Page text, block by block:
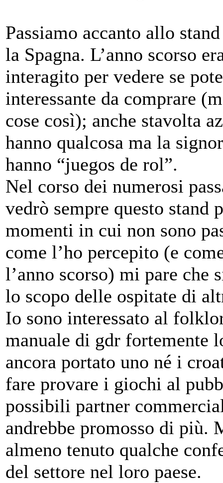
Passiamo accanto allo
la Spagna. L’anno scorso
interagito per vedere se
interessante da comprare
cose così); anche stavolta
hanno qualcosa ma la
hanno “juegos de rol”.
Nel corso dei numerosi
vedrò sempre questo stand
momenti in cui non sono
come l’ho percepito (e
l’anno scorso) mi pare che
lo scopo delle ospitate di
Io sono interessato al
manuale di gdr fortemente
ancora portato uno né i
fare provare i giochi al
possibili partner
andrebbe promosso di più.
almeno tenuto qualche
del settore nel loro paese.